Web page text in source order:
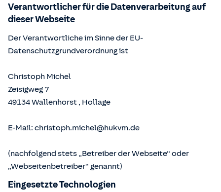
Verantwortlicher für die Datenverarbeitung auf
dieser Webseite
Der Verantwortliche im Sinne der EU-
Datenschutzgrundverordnung ist
Christoph Michel
Zeisigweg 7
49134Wallenhorst , Hollage
E-Mail: christoph.michel@hukvm.de
(nachfolgend stets „Betreiber der Webseite“ oder
„Webseitenbetreiber“ genannt)
Eingesetzte Technologien